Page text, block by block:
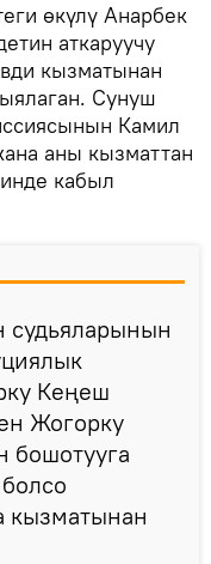
өкүлү Анарбек
аткаруучу
кызматынан
Сунуш
Камил
аны кызматтан
кабыл
Кеңеш
Жогорку
бошотууга
кызматынан